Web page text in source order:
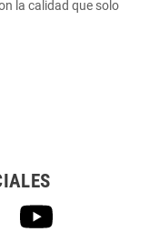
la calidad que solo